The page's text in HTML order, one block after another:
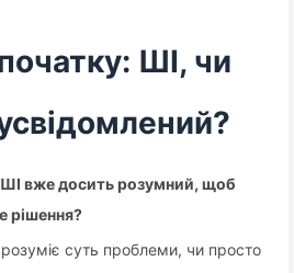
ШІ, чи
вже досить розумний, щоб
рішення?
розуміє суть проблеми, чи просто